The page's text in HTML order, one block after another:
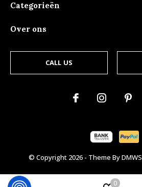
Categorieën
Over ons
CALL US
© Copyright 2026- Theme ByDMWS
0